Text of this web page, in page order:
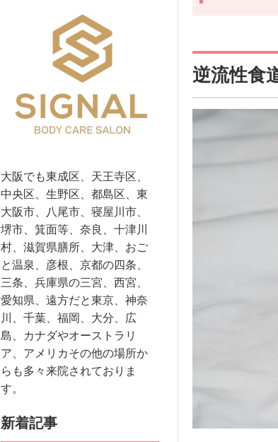
逆流性食
大阪でも東成区、天王寺区、
中央区、生野区、都島区、東
大阪市、八尾市、寝屋川市、
堺市、箕面等、奈良、十津川
村、滋賀県膳所、大津、おご
と温泉、彦根、京都の四条、
三条、兵庫県の三宮、西宮、
愛知県、遠方だと東京、神奈
川、千葉、福岡、大分、広
島、カナダやオーストラリ
ア、アメリカその他の場所か
らも多々来院されておりま
す。
新着記事